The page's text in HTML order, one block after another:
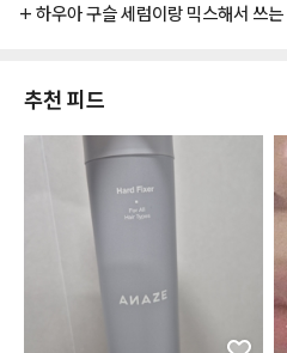
+ 하우아구슬세럼이랑 믹스해서 쓰는
추천 피드